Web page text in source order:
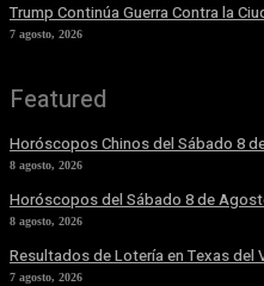
Trump Continúa Guerra Contra la
7 agosto, 2026
Featured
Horóscopos Chinos del Sábado 8
8 agosto, 2026
Horóscopos del Sábado 8 de
8 agosto, 2026
Resultados de Lotería en Texas del
7 agosto, 2026